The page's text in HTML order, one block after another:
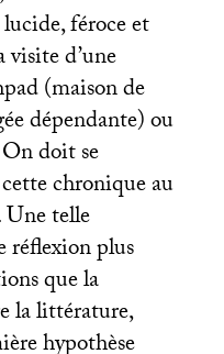
féroce et
d’une
(maison de
dépendante) ou
doit se
chronique au
Une telle
réflexion plus
que la
la littérature,